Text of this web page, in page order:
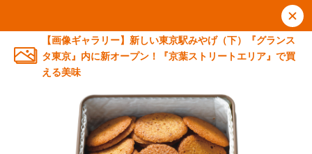
【画像ギャラリー】新しい東京駅みやげ（下）『グランス
タ東京』内に新オープン！『京葉ストリートエリア』で買
える美味